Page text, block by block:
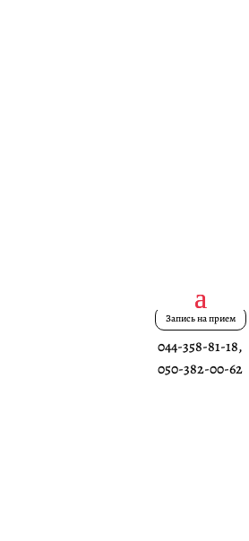
Запись на прием
044-358-81-18,
050-382-00-62